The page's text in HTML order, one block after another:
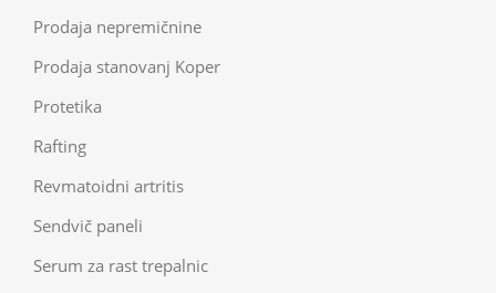
Prodaja nepremičnine
Prodaja stanovanj Koper
Protetika
Rafting
Revmatoidni artritis
Sendvič paneli
Serum za rast trepalnic